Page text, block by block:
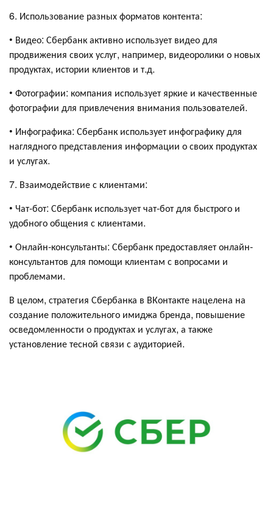
6. Использование разных форматов контента:
• Видео: Сбербанк активно использует видео для
продвижения своих услуг, например, видеоролики о новых
продуктах, истории клиентов и т.д.
• Фотографии: компания использует яркие и качественные
фотографии для привлечения внимания пользователей.
• Инфографика: Сбербанк использует инфографику для
наглядного представления информации о своих продуктах
и услугах.
7. Взаимодействие с клиентами:
• Чат-бот: Сбербанк использует чат-бот для быстрого и
удобного общения с клиентами.
• Онлайн-консультанты: Сбербанк предоставляет онлайн-
консультантов для помощи клиентам с вопросами и
проблемами.
В целом, стратегия Сбербанка в ВКонтакте нацелена на
создание положительного имиджа бренда, повышение
осведомленности о продуктах и услугах, а также
установление тесной связи с аудиторией.